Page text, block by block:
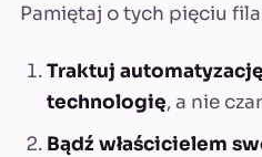
Pamiętaj o tych pięciu
Traktuj
technologię, a nie
Bądź właścicielem